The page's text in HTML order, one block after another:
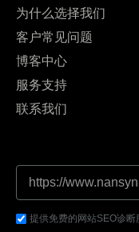
为什么选择我们
客户常见问题
博客中心
服务支持
联系我们
提供免费的网站SEO诊